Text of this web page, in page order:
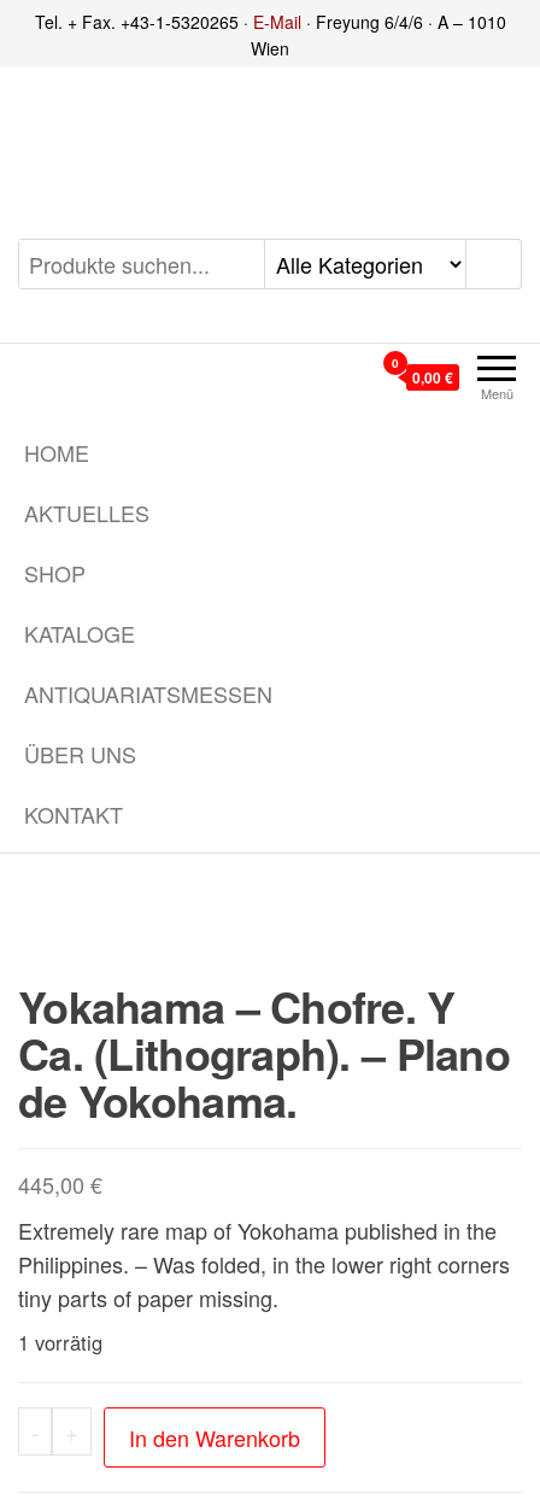
ZumTel. + Fax. +43-1-5320265 · E-Mail· Freyung 6/4/6 · A – 1010
Wien
Menü
0
0,00 €
HOME
AKTUELLES
SHOP
KATALOGE
ANTIQUARIATSMESSEN
ÜBER UNS
KONTAKT
Yokahama – Chofre. Y
Ca. (Lithograph). – Plano
de Yokohama.
445,00 €
Extremely rare map of Yokohama published in the
Philippines. – Was folded, in the lower right corners
tiny parts of paper missing.
1 vorrätig
-
Yokahama
-
+ In den Warenkorb